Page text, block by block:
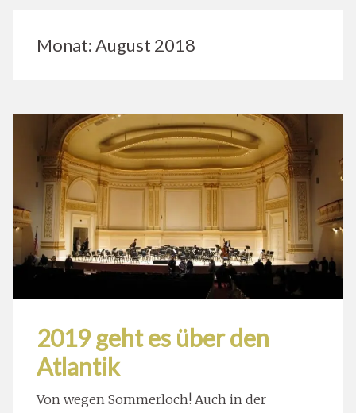
Monat:August 2018
2019 geht es über den
Atlantik
Von wegen Sommerloch! Auch in der